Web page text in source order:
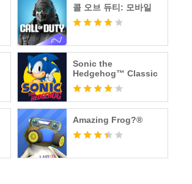
콜 오브 듀티: 모바일
Sonic the
Hedgehog™ Classic
Amazing Frog?®